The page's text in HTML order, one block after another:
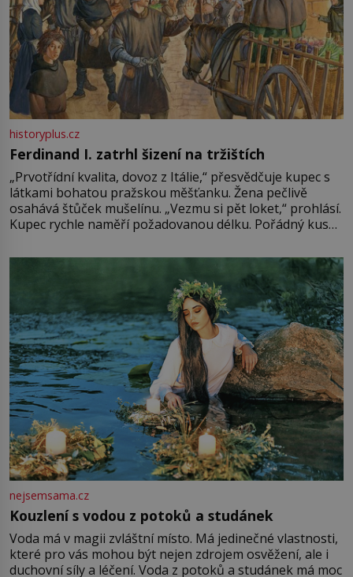
historyplus.cz
Ferdinand I. zatrhl šizení na tržištích
„Prvotřídní kvalita, dovoz z Itálie,“ přesvědčuje kupec s
látkami bohatou pražskou měšťanku. Žena pečlivě
osahává štůček mušelínu. „Vezmu si pět loket,“ prohlásí.
Kupec rychle naměří požadovanou délku. Pořádný kus
milostpaní. Stačí jenom na sukni,“ zhodnotí švadlena
množství růžového mušelínu. „Ošidili vás, podívejte.“
nejsemsama.cz
Kouzlení s vodou z potoků a studánek
Voda má v magii zvláštní místo. Má jedinečné vlastnosti,
které pro vás mohou být nejen zdrojem osvěžení, ale i
duchovní síly a léčení. Voda z potoků a studánek má moc